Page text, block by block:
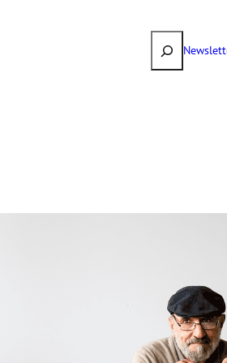
Suchen